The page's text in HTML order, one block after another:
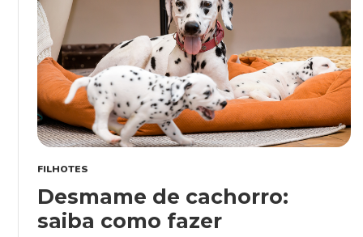
Higiene
Saúde
FILHOTES
Desmame de cachorro:
saiba como fazer